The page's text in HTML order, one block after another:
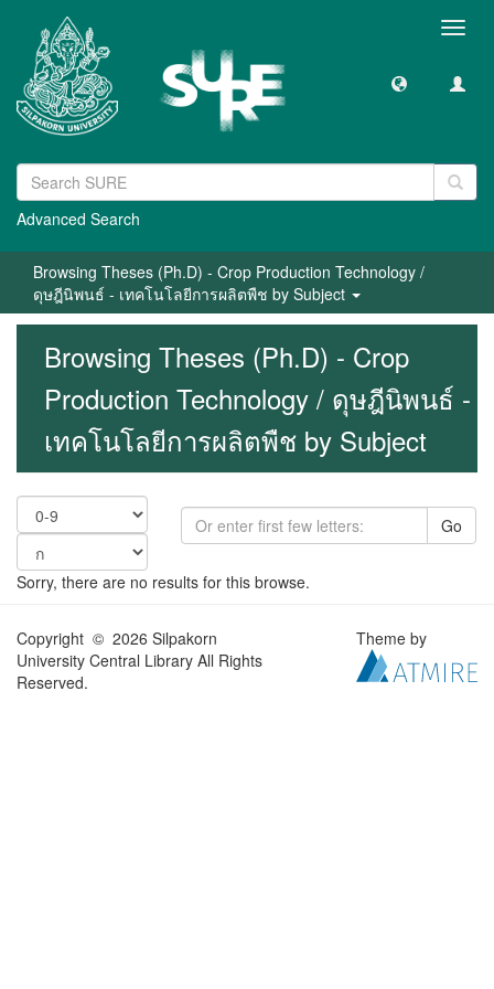
Advanced Search
Browsing Theses (Ph.D) - Crop Production Technology /
ดุษฎีนิพนธ์ - เทคโนโลยีการผลิตพืช by Subject
Browsing Theses (Ph.D) - Crop
Production Technology / ดุษฎีนิพนธ์ -
เทคโนโลยีการผลิตพืช by Subject
Go
Sorry, there are no results for this browse.
Copyright © 2026 Silpakorn
University Central Library All Rights
Reserved.
Theme by